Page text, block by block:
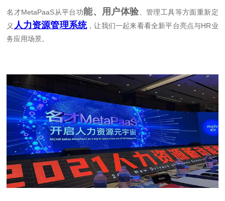
名才MetaPaaS从平台功能、用户体验、管理工具等方面重新定
义 人力资源管理系统，让我们一起来看看全新平台亮点与HR业
务应用场景。